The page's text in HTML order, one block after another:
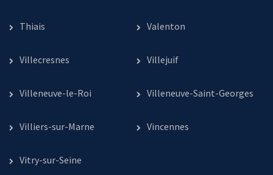
Thiais Valenton
Villecresnes Villejuif
Villeneuve-le-Roi Villeneuve-Saint-Georges
Villiers-sur-Marne Vincennes
Vitry-sur-Seine